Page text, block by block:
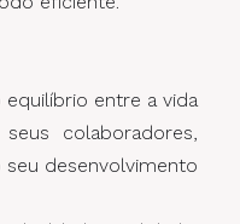
equilíbrio entre a vida
colaboradores,
desenvolvimento